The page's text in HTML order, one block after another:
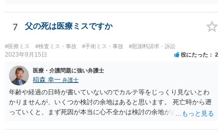
いたほうが良いと思われます。
7 父の死は医療ミスですか
#医療ミス #検査ミス・事故 #手術ミス・事故 #慰謝料請求・訴訟
2023年9月15日 役にたった 2
医療・介護問題に強い弁護士
稲森 幸一 弁護士
年齢や経過の日時が書いていないのでカルテ等をじっくり見ないとわ
かりませんが、いくつか検討の余地はあると思います。 死亡時から遡
っていくと、まず死因が本当に心不全かは検討の余地があります。腹
こまでしたのか、またしたとして死亡を防げたのかどうかという因果